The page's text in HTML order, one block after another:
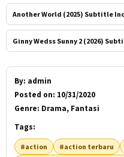
Another World (2025) Subtitle
Ginny Wedss Sunny 2 (2026)
By: admin
Posted on: 10/31/2020
Genre: Drama, Fantasi
Tags:
#action #action terbaru